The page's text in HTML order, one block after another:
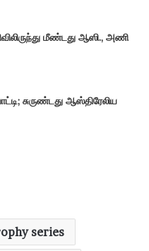
மீண்டது ஆஸி., அணி
சுருண்டது ஆஸ்திரேலிய
series